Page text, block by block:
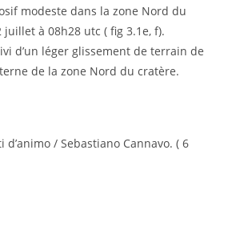
modeste dans la zone Nord du
à 08h28 utc ( fig 3.1e, f).
d’un léger glissement de terrain de
de la zone Nord du cratère.
d’animo / Sebastiano Cannavo. ( 6